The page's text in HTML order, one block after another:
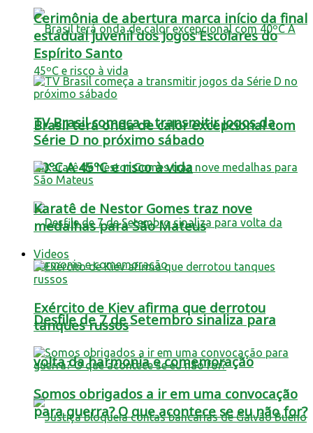
Brasil terá onda de calor excepcional com
40ºC A 45ºC e risco à vida
Desfile de 7 de Setembro sinaliza para
volta da harmonia e comemoração
Cerimônia de abertura marca início da final
estadual juvenil dos Jogos Escolares do
Espírito Santo
TV Brasil começa a transmitir jogos da
Série D no próximo sábado
Karatê de Nestor Gomes traz nove
medalhas para São Mateus
Videos
Exército de Kiev afirma que derrotou
tanques russos
Somos obrigados a ir em uma convocação
para guerra? O que acontece se eu não for?